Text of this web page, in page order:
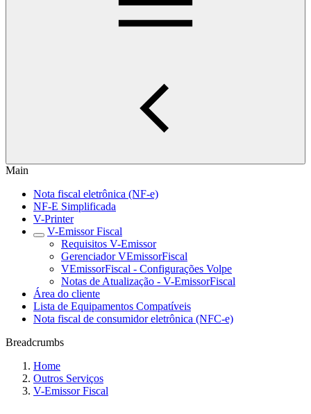
Main
Nota fiscal eletrônica (NF-e)
NF-E Simplificada
V-Printer
V-Emissor Fiscal
Requisitos V-Emissor
Gerenciador VEmissorFiscal
VEmissorFiscal - Configurações Volpe
Notas de Atualização - V-EmissorFiscal
Área do cliente
Lista de Equipamentos Compatíveis
Nota fiscal de consumidor eletrônica (NFC-e)
Breadcrumbs
Home
Outros Serviços
V-Emissor Fiscal